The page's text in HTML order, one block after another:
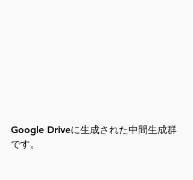
Google Driveに生成された中間生成群
です。